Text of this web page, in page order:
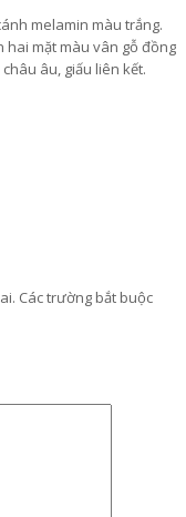
melamin màu trắng.
hai mặt màu vân gỗ đồng
âu, giấu liên kết.
Các trường bắt buộc